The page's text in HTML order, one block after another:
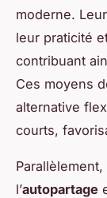
moderne.
leur praticité
contribuant
Ces moyens
alternative
courts,
l’autopartage